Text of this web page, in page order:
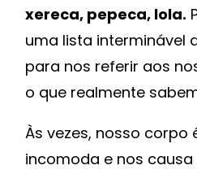
xereca, pepeca, lola.
uma lista interminável
para nos referir aos
o que realmente
Às vezes, nosso corpo
incomoda e nos causa